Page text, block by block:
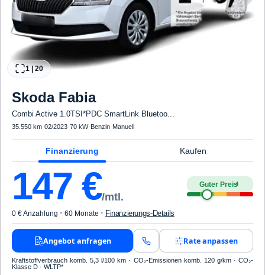
1 |20
Skoda Fabia
Combi Active 1.0TSI*PDC SmartLink Bluetoo...
35.550 km·02/2023·70 kW· Benzin· Manuell
Finanzierung Kaufen
147 €/mtl.
Guter Preis4
0 € Anzahlung · 60 Monate · Finanzierungs-Details
Angebot anfragen Rate anpassen
Kraftstoffverbrauch komb. 5,3 l/100 km · CO₂-Emissionen komb. 120 g/km · CO₂-
Klasse D · WLTP*